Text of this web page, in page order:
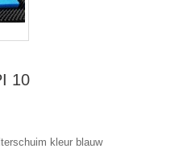
10
kleur blauw